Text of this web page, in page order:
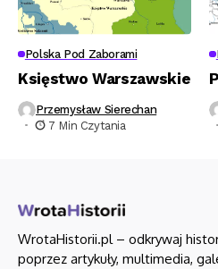
Polska Pod Zaborami
Księstwo Warszawskie
Przemysław Sierechan
7 Min Czytania
WrotaHistorii.pl – odkrywaj
poprzez artykuły, multimedia,